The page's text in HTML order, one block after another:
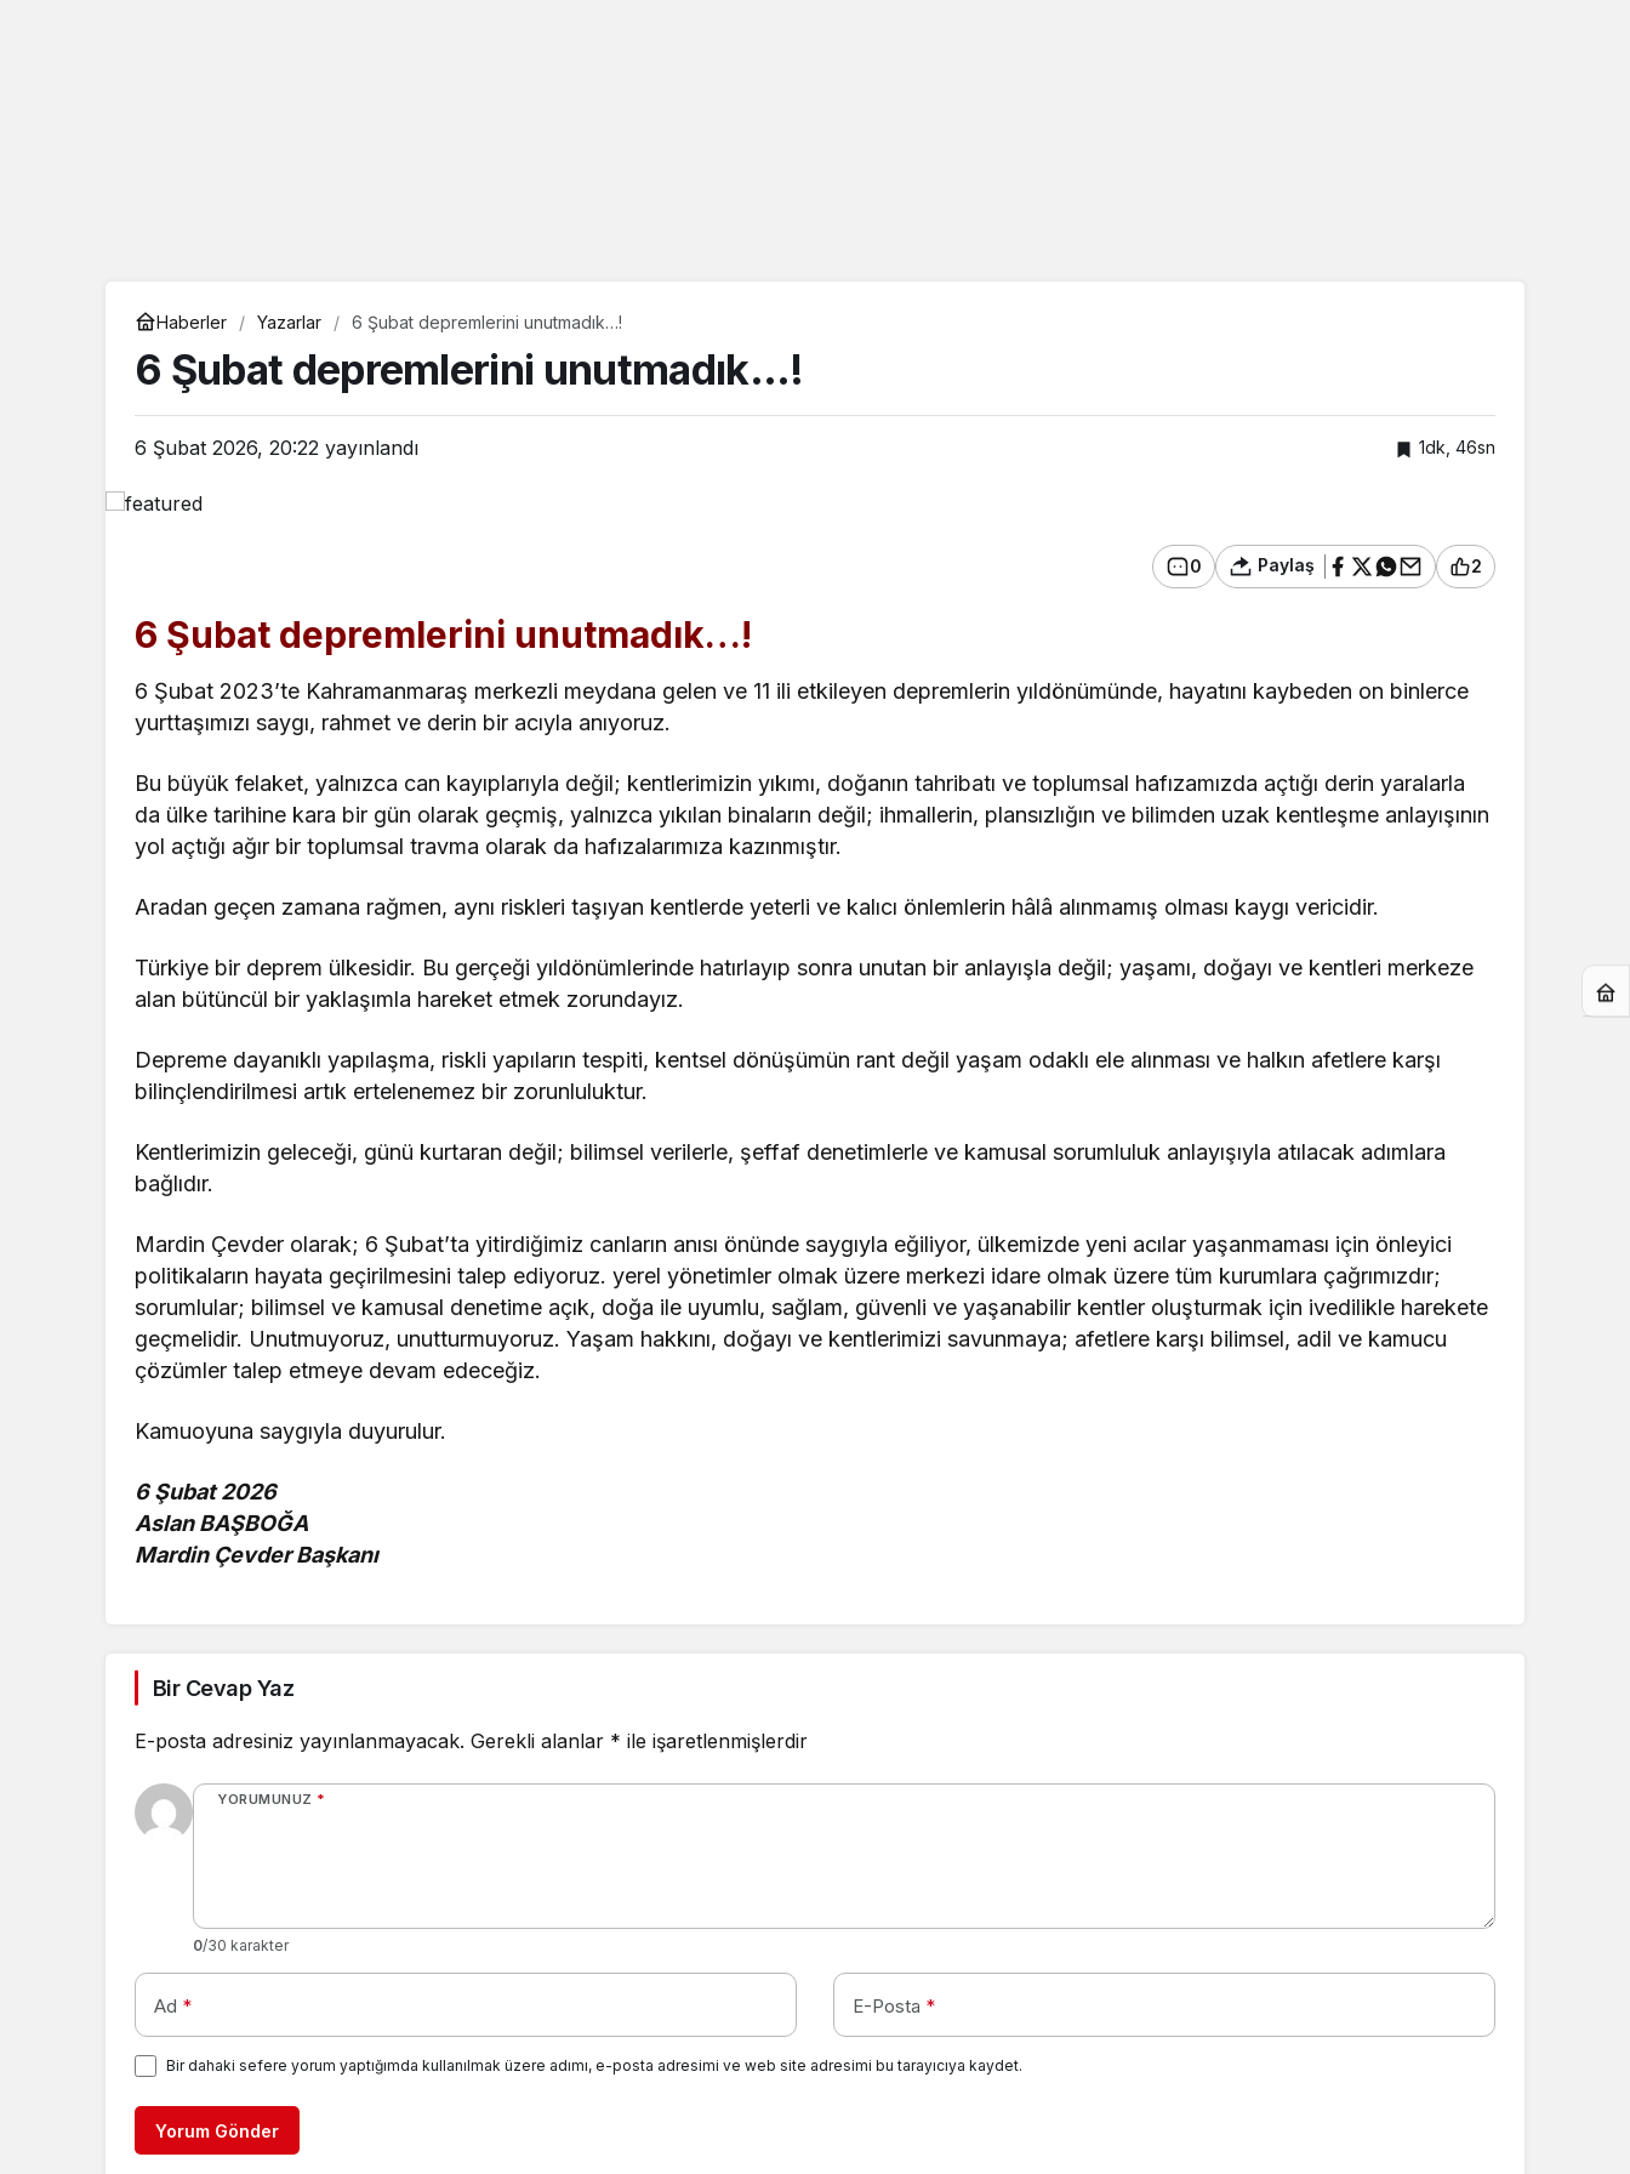
Haberler Yazarlar 6 Şubat depremlerini unutmadık…!
6 Şubat depremlerini unutmadık…!
6 Şubat 2026, 20:22 yayınlandı 1dk, 46sn
0 Paylaş 2
6 Şubat depremlerini unutmadık…!
6 Şubat 2023’te Kahramanmaraş merkezli meydana gelen ve 11 ili etkileyen depremlerin yıldönümünde, hayatını kaybeden on binlerce
yurttaşımızı saygı, rahmet ve derin bir acıyla anıyoruz.
Bu büyük felaket, yalnızca can kayıplarıyla değil; kentlerimizin yıkımı, doğanın tahribatı ve toplumsal hafızamızda açtığı derin yaralarla
da ülke tarihine kara bir gün olarak geçmiş, yalnızca yıkılan binaların değil; ihmallerin, plansızlığın ve bilimden uzak kentleşme anlayışının
yol açtığı ağır bir toplumsal travma olarak da hafızalarımıza kazınmıştır.
Aradan geçen zamana rağmen, aynı riskleri taşıyan kentlerde yeterli ve kalıcı önlemlerin hâlâ alınmamış olması kaygı vericidir.
Türkiye bir deprem ülkesidir. Bu gerçeği yıldönümlerinde hatırlayıp sonra unutan bir anlayışla değil; yaşamı, doğayı ve kentleri merkeze
alan bütüncül bir yaklaşımla hareket etmek zorundayız.
Depreme dayanıklı yapılaşma, riskli yapıların tespiti, kentsel dönüşümün rant değil yaşam odaklı ele alınması ve halkın afetlere karşı
bilinçlendirilmesi artık ertelenemez bir zorunluluktur.
Kentlerimizin geleceği, günü kurtaran değil; bilimsel verilerle, şeffaf denetimlerle ve kamusal sorumluluk anlayışıyla atılacak adımlara
bağlıdır.
Mardin Çevder olarak; 6 Şubat’ta yitirdiğimiz canların anısı önünde saygıyla eğiliyor, ülkemizde yeni acılar yaşanmaması için önleyici
politikaların hayata geçirilmesini talep ediyoruz. yerel yönetimler olmak üzere merkezi idare olmak üzere tüm kurumlara çağrımızdır;
sorumlular; bilimsel ve kamusal denetime açık, doğa ile uyumlu, sağlam, güvenli ve yaşanabilir kentler oluşturmak için ivedilikle harekete
geçmelidir. Unutmuyoruz, unutturmuyoruz. Yaşam hakkını, doğayı ve kentlerimizi savunmaya; afetlere karşı bilimsel, adil ve kamucu
çözümler talep etmeye devam edeceğiz.
Kamuoyuna saygıyla duyurulur.
6 Şubat 2026
Aslan BAŞBOĞA
Mardin Çevder Başkanı
Bir Cevap Yaz
E-posta adresiniz yayınlanmayacak. Gerekli alanlar * ile işaretlenmişlerdir
YORUMUNUZ *
0/30 karakter
Ad * E-Posta *
Bir dahaki sefere yorum yaptığımda kullanılmak üzere adımı, e-posta adresimi ve web site adresimi bu tarayıcıya kaydet.
Yorum Gönder